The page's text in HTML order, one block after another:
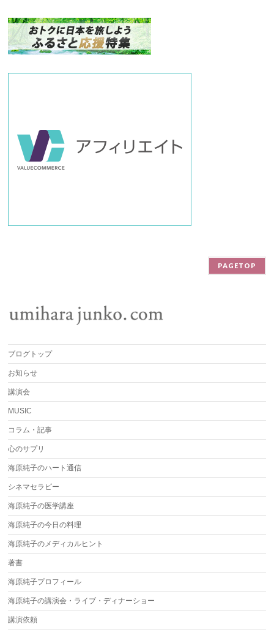
ン
バ
ー
PAGETOP
ブログトップ
お知らせ
講演会
MUSIC
コラム・記事
心のサプリ
海原純子のハート通信
シネマセラピー
海原純子の医学講座
海原純子の今日の料理
海原純子のメディカルヒント
著書
海原純子プロフィール
海原純子の講演会・ライブ・ディナーショー
講演依頼